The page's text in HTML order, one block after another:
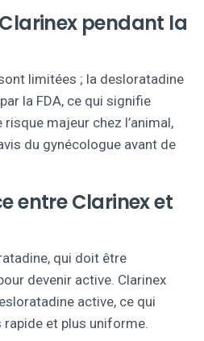
pendant la
limitées ; la desloratadine
la FDA, ce qui signifie
risque majeur chez l’animal,
du gynécologue avant de
entre Clarinex et
qui doit être
devenir active. Clarinex
active, ce qui
rapide et plus uniforme.